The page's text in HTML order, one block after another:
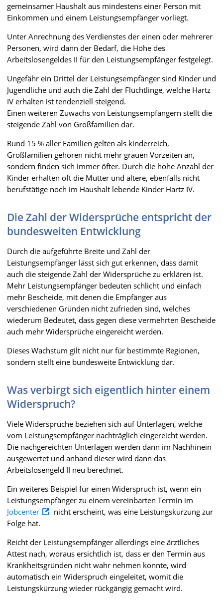
gemeinsamer Haushalt aus mindestens einer Person mit
Einkommen und einem Leistungsempfänger vorliegt.
Unter Anrechnung des Verdienstes der einen oder mehrerer
Personen, wird dann der Bedarf, die Höhe des
Arbeitslosengeldes II für den Leistungsempfänger festgelegt.
Ungefähr ein Drittel der Leistungsempfänger sind Kinder und
Jugendliche und auch die Zahl der Flüchtlinge, welche Hartz
IV erhalten ist tendenziell steigend.
Einen weiteren Zuwachs von Leistungsempfängern stellt die
steigende Zahl von Großfamilien dar.
Rund 15 % aller Familien gelten als kinderreich,
Großfamilien gehören nicht mehr grauen Vorzeiten an,
sondern finden sich immer öfter. Durch die hohe Anzahl der
Kinder erhalten oft die Mütter und ältere, ebenfalls nicht
berufstätige noch im Haushalt lebende Kinder Hartz IV.
Die Zahl der Widersprüche entspricht der
bundesweiten Entwicklung
Durch die aufgeführte Breite und Zahl der
Leistungsempfänger lässt sich gut erkennen, dass damit
auch die steigende Zahl der Widersprüche zu erklären ist.
Mehr Leistungsempfänger bedeuten schlicht und einfach
mehr Bescheide, mit denen die Empfänger aus
verschiedenen Gründen nicht zufrieden sind, welches
wiederum Bedeutet, dass gegen diese vermehrten Bescheide
auch mehr Widersprüche eingereicht werden.
Dieses Wachstum gilt nicht nur für bestimmte Regionen,
sondern stellt eine bundesweite Entwicklung dar.
Was verbirgt sich eigentlich hinter einem
Widerspruch?
Viele Widersprüche beziehen sich auf Unterlagen, welche
vom Leistungsempfänger nachträglich eingereicht werden.
Die nachgereichten Unterlagen werden dann im Nachhinein
ausgewertet und anhand dieser wird dann das
Arbeitslosengeld II neu berechnet.
Ein weiteres Beispiel für einen Widerspruch ist, wenn ein
Leistungsempfänger zu einem vereinbarten Termin im
Jobcenter
nicht erscheint, was eine Leistungskürzung zur
Folge hat.
Reicht der Leistungsempfänger allerdings eine ärztliches
Attest nach, woraus ersichtlich ist, dass er den Termin aus
Krankheitsgründen nicht wahr nehmen konnte, wird
automatisch ein Widerspruch eingeleitet, womit die
Leistungskürzung wieder rückgängig gemacht wird.